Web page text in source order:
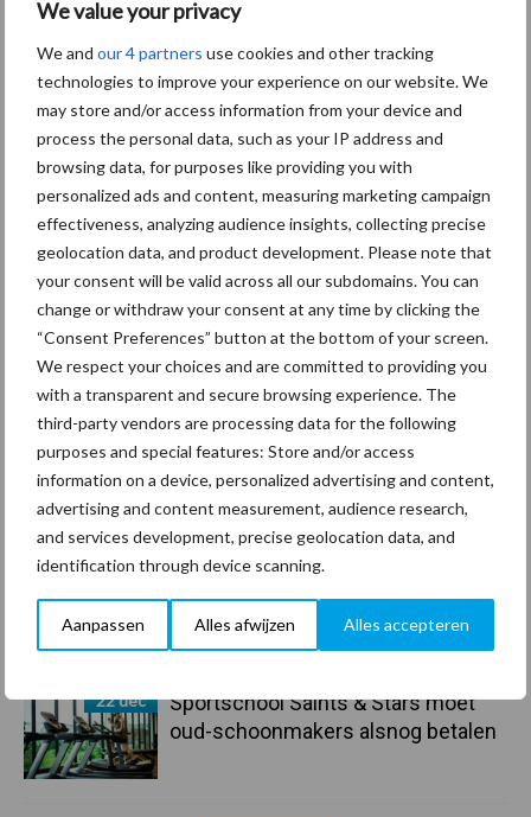
We value your privacy
We and our 4 partners use cookies and other tracking
technologies to improve your experience on our website. We
may store and/or access information from your device and
process the personal data, such as your IP address and
browsing data, for purposes like providing you with
personalized ads and content, measuring marketing campaign
effectiveness, analyzing audience insights, collecting precise
geolocation data, and product development. Please note that
your consent will be valid across all our subdomains. You can
change or withdraw your consent at any time by clicking the
“Consent Preferences” button at the bottom of your screen.
We respect your choices and are committed to providing you
with a transparent and secure browsing experience. The
third-party vendors are processing data for the following
purposes and special features: Store and/or access
information on a device, personalized advertising and content,
advertising and content measurement, audience research,
and services development, precise geolocation data, and
identification through device scanning.
Aanpassen Alles afwijzen Alles accepteren
Primaire
Sidebar
Recent nieuws Partner nieuws
30 dec
Hervorming flexibele
arbeidscontracten kent mitsen en
maren
Freddy van de Ridder Cleaners:
“Glazenwassen zit in m’n bloed,
maar innoveren is mijn toekomst”
24 dec
Friendship Sports Centre maakt
vrienden voor het leven
schoonmaakchaos
22 dec
Sportschool Saints & Stars moet
oud-schoonmakers alsnog betalen
Toon meer